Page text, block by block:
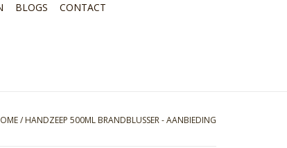
BLOGS CONTACT
/ HANDZEEP 500ML BRANDBLUSSER - AANBIEDING